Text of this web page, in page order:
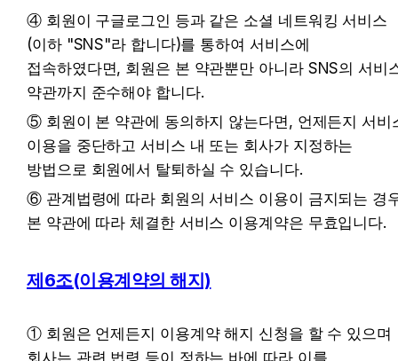
④ 회원이 구글로그인 등과 같은 소셜 네트워킹 서비스
(이하 "SNS"라 합니다)를 통하여 서비스에
접속하였다면, 회원은 본 약관뿐만 아니라 SNS의 서비
약관까지 준수해야 합니다.
⑤ 회원이 본 약관에 동의하지 않는다면, 언제든지 서비
이용을 중단하고 서비스 내 또는 회사가 지정하는
방법으로 회원에서 탈퇴하실 수 있습니다.
⑥ 관계법령에 따라 회원의 서비스 이용이 금지되는 경
본 약관에 따라 체결한 서비스 이용계약은 무효입니다.
제6조(이용계약의 해지)
① 회원은 언제든지 이용계약 해지 신청을 할 수 있으며